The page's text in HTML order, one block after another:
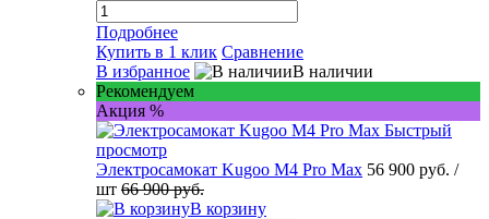
Подробнее
Купить в 1 клик Сравнение
В избранное
В наличии
Рекомендуем
Акция %
Быстрый
просмотр
Электросамокат Kugoo M4 Pro Max 56 900 руб. /
шт 66 900 руб.
В корзину